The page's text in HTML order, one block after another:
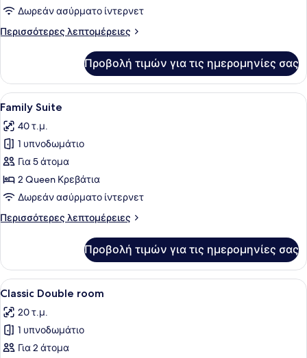
Δωρεάν ασύρματο ίντερνετ
Περισσότερες λεπτομέρειες
Περισσότερες
suite
Προβολή τιμών για τις ημερομηνίες σας
Προβολή
όλων
των
φωτογραφιών
για
Family
Suite
Ένα άνετο δωμάτιο με έναν
5
Family Suite
40 τ.μ.
1 υπνοδωμάτιο
Για 5 άτομα
2 Queen Κρεβάτια
Δωρεάν ασύρματο ίντερνετ
Περισσότερες λεπτομέρειες
Περισσότερες
Suite
Προβολή τιμών για τις ημερομηνίες σας
Προβολή
όλων
των
φωτογραφιών
για
Ένα άνετο υπνοδωμάτιο με ένα
6
Classic Double room
20 τ.μ.
1 υπνοδωμάτιο
Για 2 άτομα